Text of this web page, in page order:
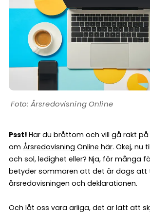
Årsredovisning Online
Psst! Har du bråttom och vill gå rakt på
om Årsredovisning Online här. Okej, nu
och sol, ledighet eller? Nja, för många
betyder sommaren att det är dags att
årsredovisningen och deklarationen.
Och låt oss vara ärliga, det är lätt att